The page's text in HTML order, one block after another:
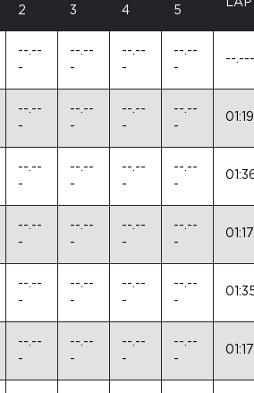
2
3
4
5
--.--
-
--.--
-
--.--
-
--.--
-
--
--.--
-
--.--
-
--.--
-
--.--
-
--.--
-
--.--
-
--.--
-
--.--
-
--.--
-
--.--
-
--.--
-
--.--
-
--.--
-
--.--
-
--.--
-
--.--
-
--.--
-
--.--
-
--.--
-
--.--
-